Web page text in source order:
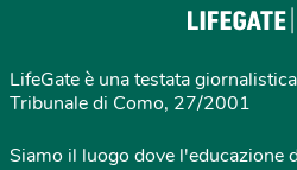
LifeGate è una testata
Tribunale di Como, 27/2001
Siamo il luogo dove l'educazione